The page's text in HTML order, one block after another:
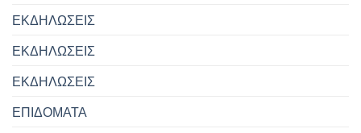
ΕΚΔΗΛΩΣΕΙΣ
ΕΚΔΗΛΩΣΕΙΣ
ΕΚΔΗΛΩΣΕΙΣ
ΕΠΙΔΟΜΑΤΑ